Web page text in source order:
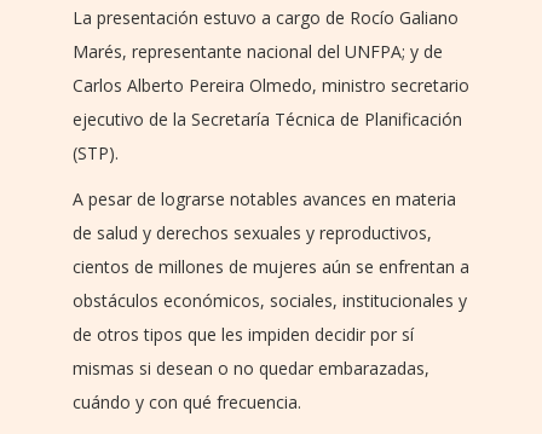
La presentación estuvo a cargo de Rocío Galiano
Marés, representante nacional del UNFPA; y de
Carlos Alberto Pereira Olmedo, ministro secretario
ejecutivo de la Secretaría Técnica de Planificación
(STP).
A pesar de lograrse notables avances en materia
de salud y derechos sexuales y reproductivos,
cientos de millones de mujeres aún se enfrentan a
obstáculos económicos, sociales, institucionales y
de otros tipos que les impiden decidir por sí
mismas si desean o no quedar embarazadas,
cuándo y con qué frecuencia.